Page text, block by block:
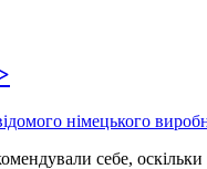
німецького
себе,